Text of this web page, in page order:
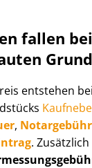
fallen
entstehen
,
.